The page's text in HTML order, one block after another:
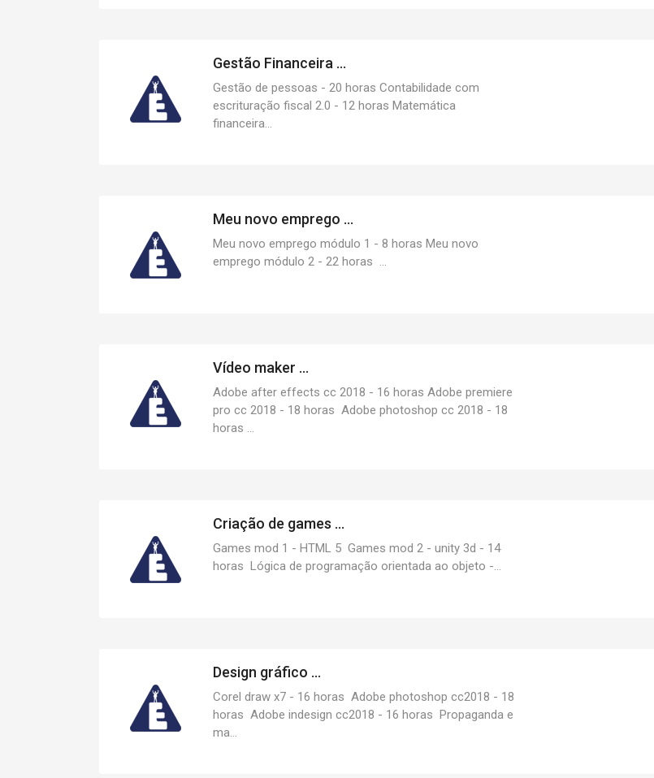
Gestão Financeira ...
Gestão de pessoas - 20 horas Contabilidade com
escrituração fiscal 2.0 - 12 horas Matemática
financeira...
Meu novo emprego ...
Meu novo emprego módulo 1 - 8 horas Meu novo
emprego módulo 2 - 22 horas ...
Vídeo maker ...
Adobe after effects cc 2018 - 16 horas Adobe premiere
pro cc 2018 - 18 horas Adobe photoshop cc 2018 - 18
horas ...
Criação de games ...
Games mod 1 - HTML 5 Games mod 2 - unity 3d - 14
horas Lógica de programação orientada ao objeto -...
Design gráfico ...
Corel draw x7 - 16 horas Adobe photoshop cc2018 - 18
horas Adobe indesign cc2018 - 16 horas Propaganda e
ma...